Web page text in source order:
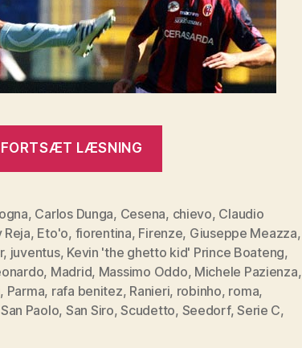
FORTSÆT LÆSNING
8.
runde”
, Carlos Dunga, Cesena, chievo, Claudio
Reja, Eto'o, fiorentina, Firenze, Giuseppe Meazza,
, juventus, Kevin 'the ghetto kid' Prince Boateng,
, Madrid, Massimo Oddo, Michele Pazienza,
, Parma, rafa benitez, Ranieri, robinho, roma,
San Paolo, San Siro,Scudetto, Seedorf,Serie C,